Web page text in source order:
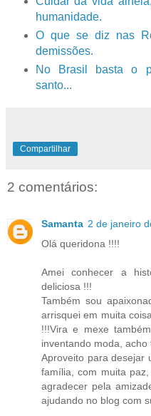
humanidade.
O que se diz nas
demissões.
No Brasil basta o
santo...
Compartilhar
2 comentários:
Samanta 2 de janeiro
Olá queridona !!!!
Amei conhecer a
deliciosa !!!
Também sou
arrisquei em muita
!!!Vira e mexe
inventando moda, acho
Aproveito para desejar
família, com muita
agradecer pela
ajudando no blog com